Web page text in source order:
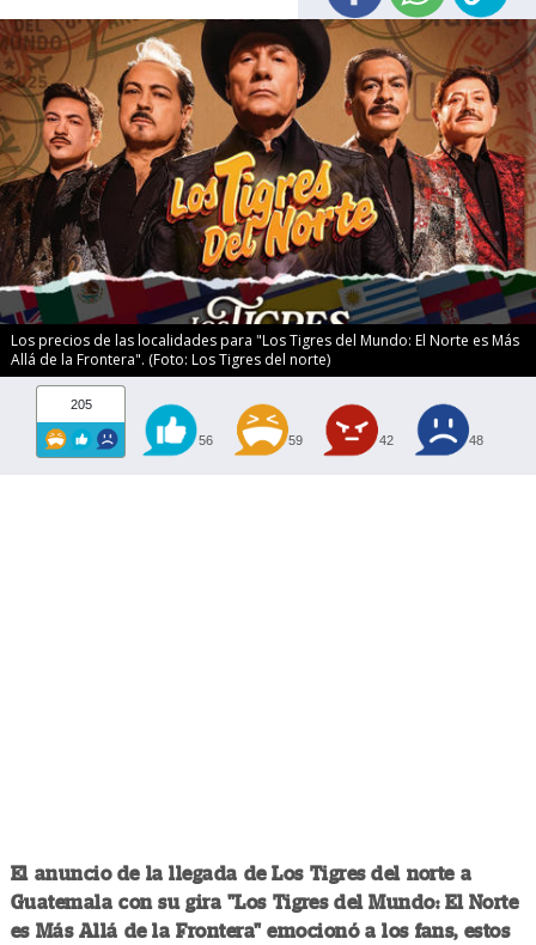
Los precios de las localidades para "Los Tigres del Mundo: El Norte es Más
Allá de la Frontera". (Foto: Los Tigres del norte)
205
56 59 42 48
El anuncio de la llegada de Los Tigres del norte a
Guatemala con su gira "Los Tigres del Mundo: El Norte
es Más Allá de la Frontera" emocionó a los fans, estos